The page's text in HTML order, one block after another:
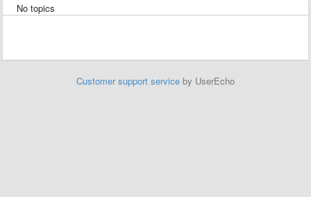
No topics
Customer support service by UserEcho